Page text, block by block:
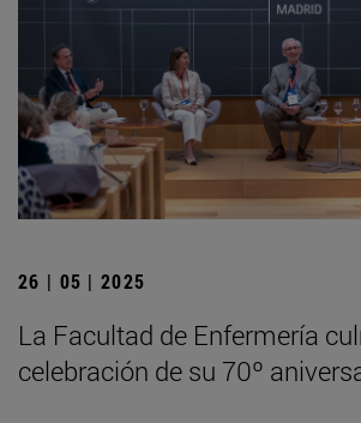
26 | 05 | 2025
La Facultad de Enfermería
celebración de su 70º